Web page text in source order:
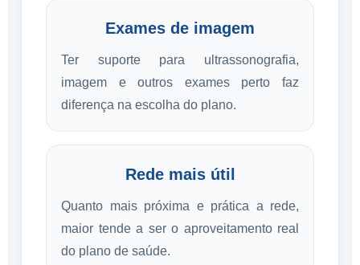
Exames de imagem
Ter suporte para ultrassonografia,
imagem e outros exames perto faz
diferença na escolha do plano.
Rede mais útil
Quanto mais próxima e prática a rede,
maior tende a ser o aproveitamento real
do plano de saúde.